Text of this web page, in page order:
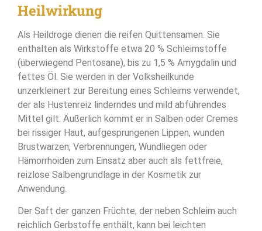
Heilwirkung
Als Heildroge dienen die reifen Quittensamen. Sie
enthalten als Wirkstoffe etwa 20 % Schleimstoffe
(überwiegend Pentosane), bis zu 1,5 % Amygdalin und
fettes Öl. Sie werden in der Volksheilkunde
unzerkleinert zur Bereitung eines Schleims verwendet,
der als Hustenreiz linderndes und mild abführendes
Mittel gilt. Äußerlich kommt er in Salben oder Cremes
bei rissiger Haut, aufgesprungenen Lippen, wunden
Brustwarzen, Verbrennungen, Wundliegen oder
Hämorrhoiden zum Einsatz aber auch als fettfreie,
reizlose Salbengrundlage in der Kosmetik zur
Anwendung.
Der Saft der ganzen Früchte, der neben Schleim auch
reichlich Gerbstoffe enthält, kann bei leichten